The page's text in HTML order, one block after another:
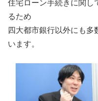
住宅ローン手続きに関し
るため
四大都市銀行以外にも多
います。